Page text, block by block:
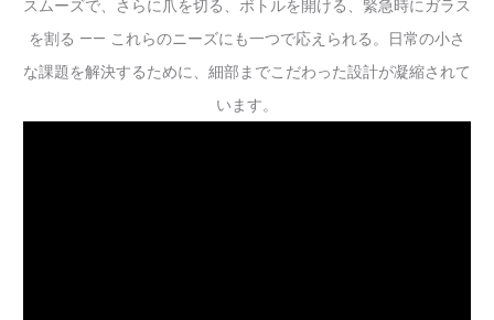
スムーズで、さらに爪を切る、ボトルを開ける、緊急時にガラス
を割る —— これらのニーズにも一つで応えられる。日常の小さ
な課題を解決するために、細部までこだわった設計が凝縮されて
います。